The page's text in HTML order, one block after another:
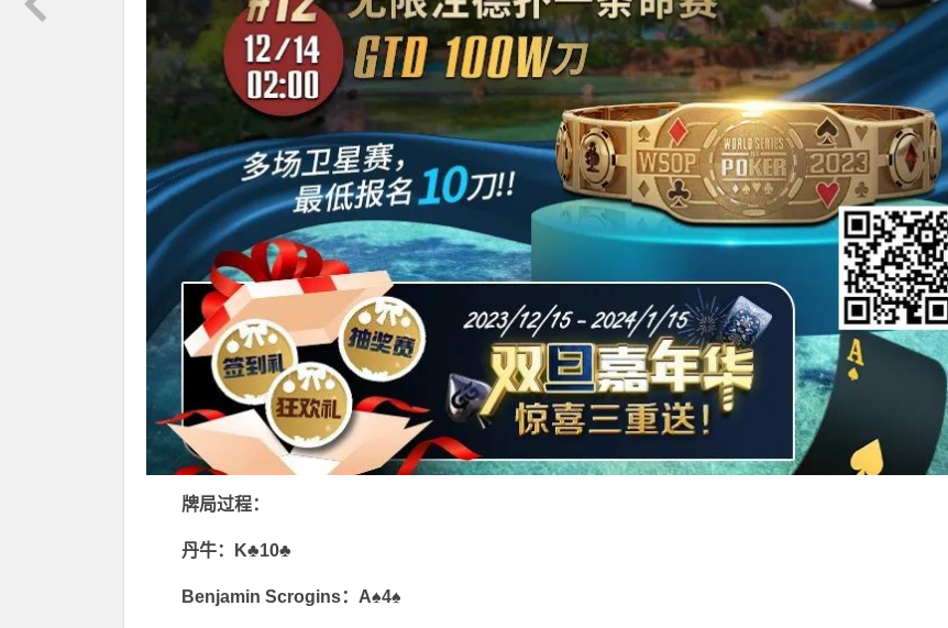
牌局过程：
丹牛：K♣10♣
Benjamin Scrogins：A♠4♠